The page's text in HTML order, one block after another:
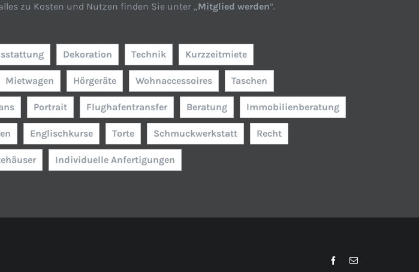
zu Kosten und Nutzen finden Sie unter „Mitglied werden“.
Dekoration Technik Kurzzeitmiete
Mietwagen Hörgeräte Wohnaccessoires Taschen
Portrait Flughafentransfer Beratung Immobilienberatung
Englischkurse Torte Schmuckwerkstatt Recht
Individuelle Anfertigungen